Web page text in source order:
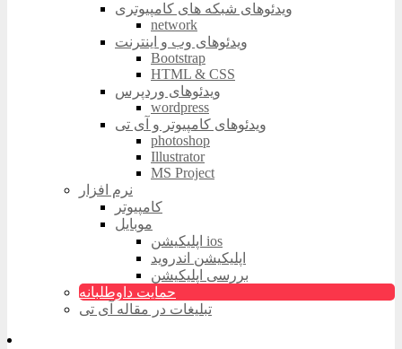
ویدئوهای شبکه های کامپیوتری
network
ویدئوهای وب و اینترنت
Bootstrap
HTML & CSS
ویدئوهای وردپرس
wordpress
ویدئوهای کامپیوتر و آی تی
photoshop
Illustrator
MS Project
نرم افزار
کامپیوتر
موبایل
اپلیکیشن ios
اپلیکیشن اندروید
بررسی اپلیکیشن
حمایت داوطلبانه
تبلیغات در مقاله آی تی